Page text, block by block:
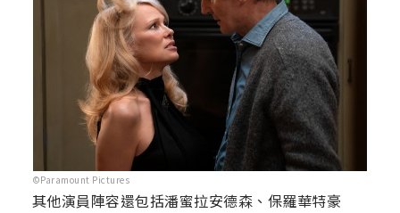
©Paramount Pictures
其他演員陣容還包括潘蜜拉安德森、保羅華特豪